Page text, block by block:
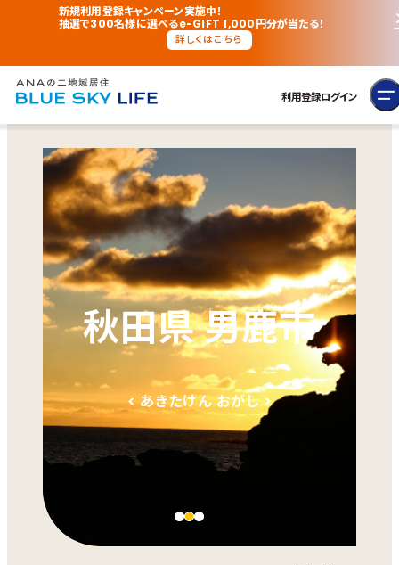
新規利用登録キャンペーン実施中！
抽選で300名様に選べるe-GIFT 1,000円分が当たる！
詳しくはこちら
利用登録ログイン
秋田県 男鹿市
< あきたけん おがし >